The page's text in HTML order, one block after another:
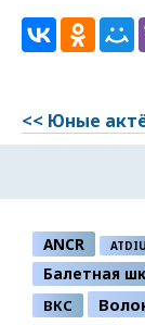
<< Юные
ANCR
Балетная
ВКС